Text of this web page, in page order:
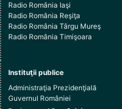
Radio România Iaşi
Radio România Reşiţa
Radio România Târgu Mureş
Radio România Timişoara
Instituţii publice
Administraţia Prezidenţială
Guvernul României